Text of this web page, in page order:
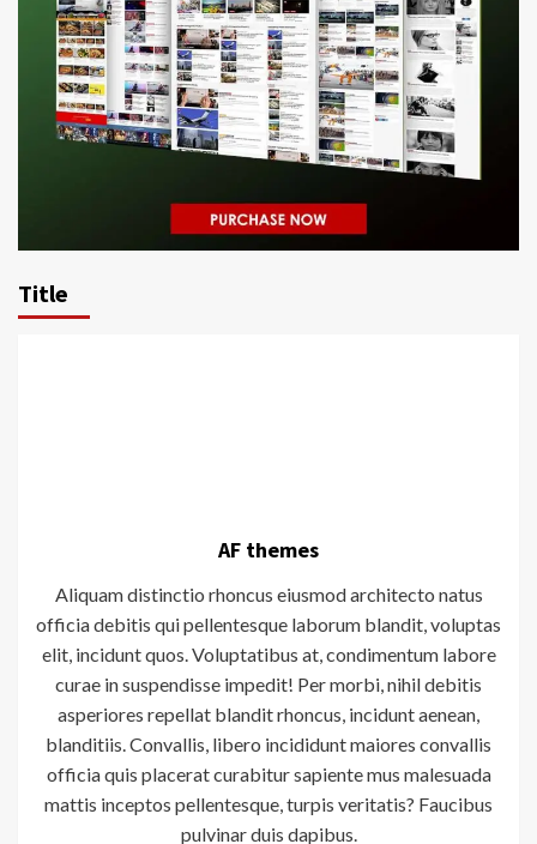
Title
AF themes
Aliquam distinctio rhoncus eiusmod architecto natus
officia debitis qui pellentesque laborum blandit, voluptas
elit, incidunt quos. Voluptatibus at, condimentum labore
curae in suspendisse impedit! Per morbi, nihil debitis
asperiores repellat blandit rhoncus, incidunt aenean,
blanditiis. Convallis, libero incididunt maiores convallis
officia quis placerat curabitur sapiente mus malesuada
mattis inceptos pellentesque, turpis veritatis? Faucibus
pulvinar duis dapibus.